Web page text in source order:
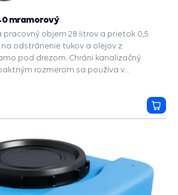
mramorový
pracovný objem 28 litrov a prietok 0,5
na odstránenie tukov a olejov z
pod drezom. Chráni kanalizačný
rozmerom sa používa v
kaviarňach a kancelárskych jedálňach.
do